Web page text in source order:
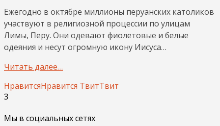
Ежегодно в октябре миллионы перуанских католиков
участвуют в религиозной процессии по улицам
Лимы, Перу. Они одевают фиолетовые и белые
одеяния и несут огромную икону Иисуса…
Читать далее…
НравитсяНравится ТвитТвит
3
Мы в социальных сетях